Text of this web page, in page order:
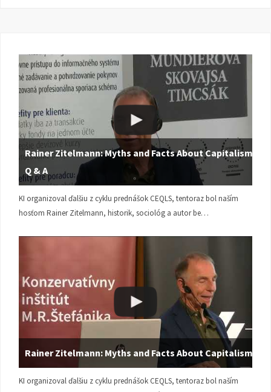
Rainer Zitelmann: Myths and Facts About Capitalism |
Q & A
KI organizoval ďalšiu z cyklu prednášok CEQLS, tentoraz bol naším
hosťom Rainer Zitelmann, historik, sociológ a autor be…
Rainer Zitelmann: Myths and Facts About Capitalism
KI organizoval ďalšiu z cyklu prednášok CEQLS, tentoraz bol naším